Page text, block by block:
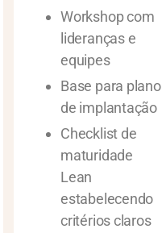
Workshop com
lideranças e
equipes
Base para plano
de implantação
Checklist de
maturidade
Lean
estabelecendo
critérios claros